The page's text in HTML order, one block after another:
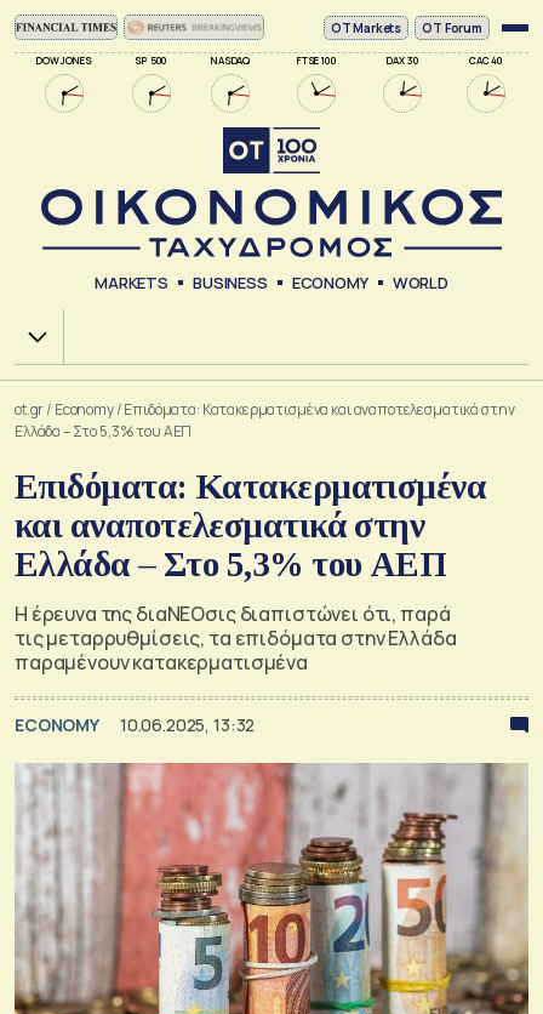
DOW JONES SP 500 NASDAQ FTSE 100 DAX 30 CAC 40
ΟΤ Markets OT Forum
MARKETS BUSINESS ECONOMY WORLD
Χ.Α.
ot.gr/ Economy/Επιδόματα: Κατακερματισμένα και αναποτελεσματικά στην
Ελλάδα – Στο 5,3% του ΑΕΠ
Επιδόματα: Κατακερματισμένα
και αναποτελεσματικά στην
Ελλάδα – Στο 5,3% του ΑΕΠ
Η έρευνα της διαΝΕΟσις διαπιστώνει ότι, παρά
τις μεταρρυθμίσεις, τα επιδόματα στην Ελλάδα
παραμένουν κατακερματισμένα
ECONOMY 10.06.2025, 13:32